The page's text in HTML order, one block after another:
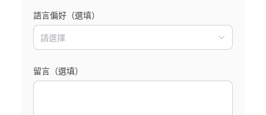
語言偏好（選填）
請選擇
留言（選填）